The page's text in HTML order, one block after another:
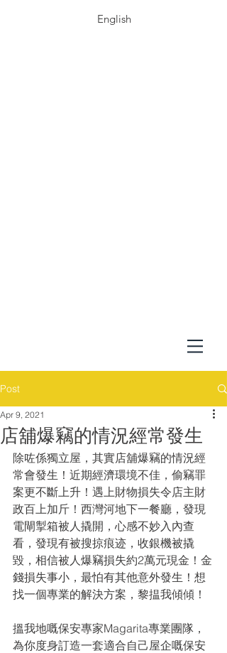
English
Post
店舖爆竊的情況經常發生
Apr 9, 2021
除咗係獨立屋，其實店舖爆竊的情況經
常會發生！近期經濟環境不佳，偷竊罪
案更不斷上升！遇上財物損失令店主財
政百上加斤！西灣河地下一餐廳，發現
電閘掣箱被人撬開，心感不妙入內查
看，發現有被搜掠痕迹，收銀機被撬
毀，相信被人爆竊損失約2萬元現金！金
錢損失事小，最怕有其他意外發生！想
找一個專業的解決方案，黎揾我傾傾！
搵我地嘅保安專家Magarita專業團隊，
為你度身訂造一套適合自己屋企嘅保安